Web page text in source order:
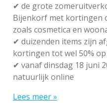
✔ de grote
Bijenkorf met kortingen
zoals cosmetica en
✔ duizenden items zijn
kortingen tot wel 50%
✔ vanaf dinsdag 18 juni
natuurlijk online
Lees meer »